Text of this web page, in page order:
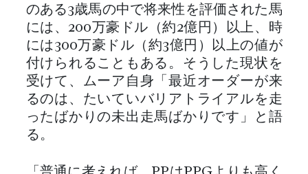
のある3歳馬の中で将来性を評価された馬
には、200万豪ドル（約2億円）以上、時
には300万豪ドル（約3億円）以上の値が
付けられることもある。そうした現状を
受けて、ムーア自身「最近オーダーが来
るのは、たいていバリアトライアルを走
ったばかりの未出走馬ばかりです」と語
る。